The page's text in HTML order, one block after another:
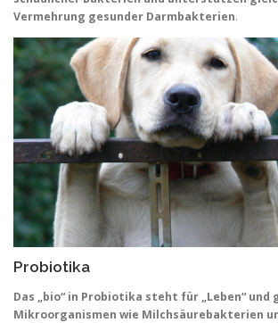
Vermehrung gesunder Darmbakterien.
Probiotika
Das „bio“ in Probiotika steht für „Leben“ und
Mikroorganismen wie Milchsäurebakterien